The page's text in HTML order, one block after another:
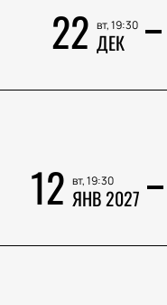
22 вт, 19:30
ДЕК
12 вт, 19:30
ЯНВ 2027